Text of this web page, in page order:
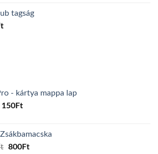
600Ft.100Ft.
tagság
- kártya mappa lap
Original
160Ft.
150FtCurrent
150Ft.
Original
800FtCurrent